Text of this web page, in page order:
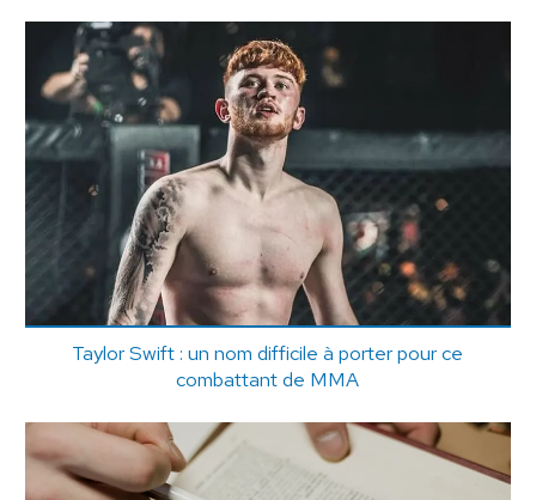
Taylor Swift : un nom difficile à porter pour ce
combattant de MMA